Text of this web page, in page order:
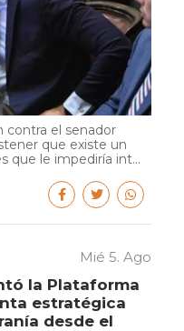
contra el senador
que existe un
que le impediría int...
Mié 5. Ago
la Plataforma
estratégica
desde el